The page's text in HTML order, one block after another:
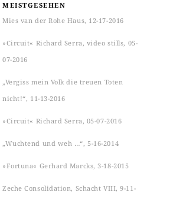
MEISTGESEHEN
Mies van der Rohe Haus, 12-17-2016
»Circuit« Richard Serra, video stills, 05-
07-2016
„Vergiss mein Volk die treuen Toten
nicht!“, 11-13-2016
»Circuit« Richard Serra, 05-07-2016
„Wuchtend und weh …“, 5-16-2014
»Fortuna« Gerhard Marcks, 3-18-2015
Zeche Consolidation, Schacht VIII, 9-11-